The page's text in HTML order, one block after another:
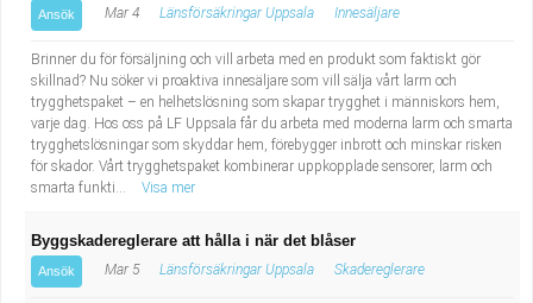
Ansök Mar 4 Länsförsäkringar Uppsala Innesäljare
Brinner du för försäljning och vill arbeta med en produkt som faktiskt gör
skillnad? Nu söker vi proaktiva innesäljare som vill sälja vårt larm och
trygghetspaket – en helhetslösning som skapar trygghet i människors hem,
varje dag. Hos oss på LF Uppsala får du arbeta med moderna larm och smarta
trygghetslösningar som skyddar hem, förebygger inbrott och minskar risken
för skador. Vårt trygghetspaket kombinerar uppkopplade sensorer, larm och
smarta funkti...
Visa mer
Byggskadereglerare att hålla i när det blåser
Ansök Mar 5 Länsförsäkringar Uppsala Skadereglerare